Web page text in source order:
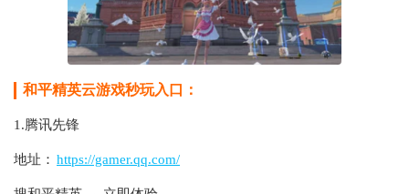
和平精英云游戏秒玩入口：
1.腾讯先锋
地址： https://gamer.qq.com/